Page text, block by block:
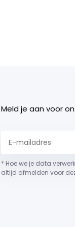
Meld je aan voor
* Hoe we je data
altijd afmelden voor